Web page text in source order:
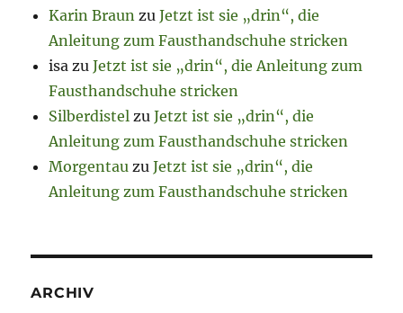
Karin Braun zuJetzt ist sie „drin“, die
Anleitung zum Fausthandschuhe stricken
isa zuJetzt ist sie „drin“, die Anleitung zum
Fausthandschuhe stricken
Silberdistel zuJetzt ist sie „drin“, die
Anleitung zum Fausthandschuhe stricken
Morgentau zuJetzt ist sie „drin“, die
Anleitung zum Fausthandschuhe stricken
ARCHIV